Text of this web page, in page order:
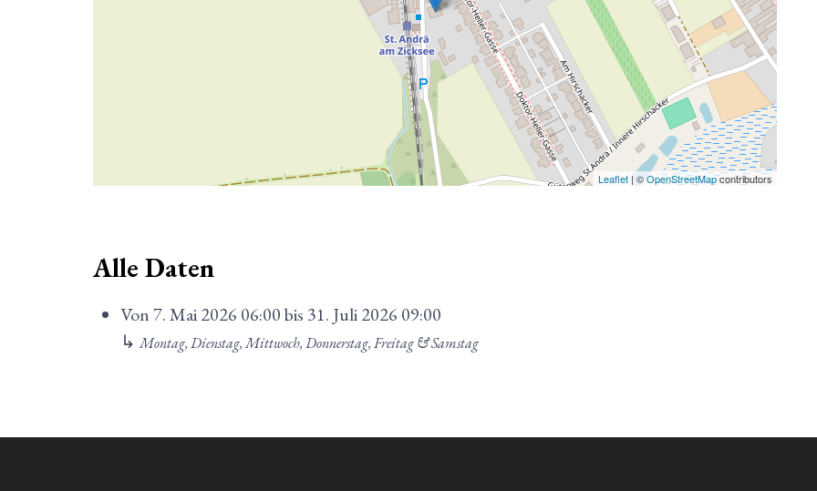
Leaflet | ©OpenStreetMapcontributors
Alle Daten
Von7. Mai 2026 06:00bis 31. Juli 2026 09:00
↳Montag, Dienstag, Mittwoch, Donnerstag, Freitag & Samstag